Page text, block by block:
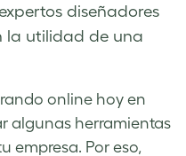
diseñadores
la utilidad de una
online hoy en
algunas herramientas
empresa. Por eso,